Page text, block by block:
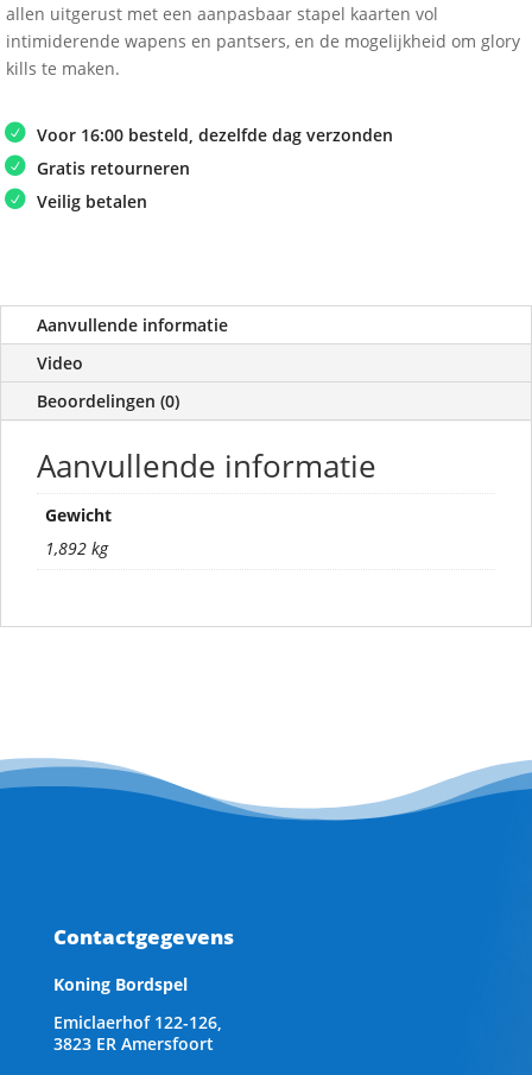
allen uitgerust met een aanpasbaar stapel kaarten vol
intimiderende wapens en pantsers, en de mogelijkheid om glory
kills te maken.
Voor 16:00 besteld, dezelfde dag verzonden
Gratis retourneren
Veilig betalen
Aanvullende informatie
Video
Beoordelingen (0)
Aanvullende informatie
Gewicht
1,892 kg
Contactgegevens
Koning Bordspel
Emiclaerhof 122-126,
3823 ER Amersfoort